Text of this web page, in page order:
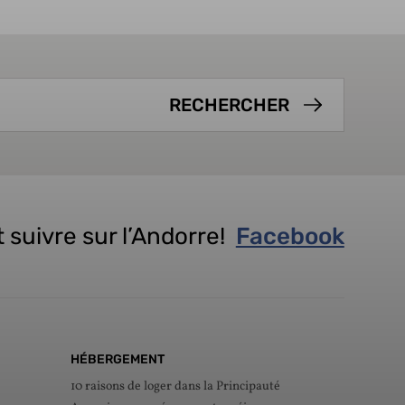
suivre sur l’Andorre! Facebook
HÉBERGEMENT
10 raisons de loger dans la Principauté